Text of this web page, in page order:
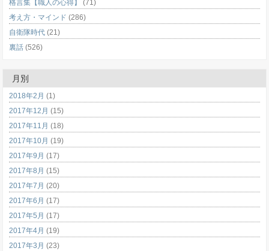
格言集【職人の心得】
(71)
考え方・マインド (286)
自衛隊時代 (21)
裏話 (526)
月別
2018年2月 (1)
2017年12月 (15)
2017年11月 (18)
2017年10月 (19)
2017年9月 (17)
2017年8月 (15)
2017年7月 (20)
2017年6月 (17)
2017年5月 (17)
2017年4月 (19)
2017年3月 (23)